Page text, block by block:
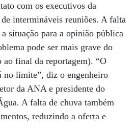
com os executivos da
de intermináveis reuniões. A falta
situação para a opinião pública
pode ser mais grave do
ao final da reportagem). “O
no limite”, diz o engenheiro
da ANA e presidente do
A falta de chuva também
reduzindo a oferta e